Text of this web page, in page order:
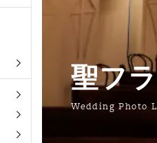
聖フ
Wedding Photo